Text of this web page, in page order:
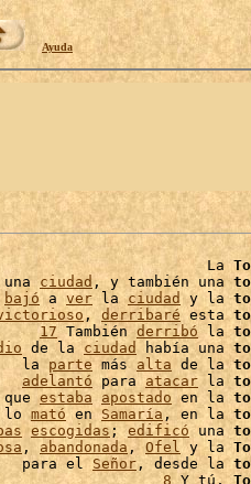
Ayuda
La
ciudad, y también una
bajó a ver la ciudad y la
, derribaré esta
17 También derribó la
de la ciudad había una
la parte más alta de la
adelantó para atacar la
estaba apostado en la
lo mató en Samaría , en la
escogidas ; edificó una
, abandonada , Ofel y la
para el Señor, desde la
8 Y tú,